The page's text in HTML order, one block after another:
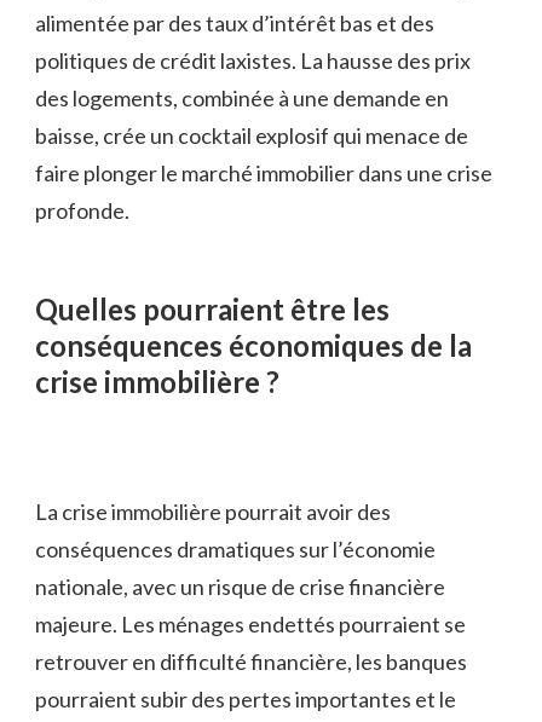
alimentée par des taux d’intérêt bas et des
politiques de crédit laxistes. La hausse des prix
des logements, combinée à une demande en
baisse, crée un cocktail explosif qui menace de
faire plonger le marché immobilier dans une crise
profonde.
Quelles pourraient être les
conséquences économiques de la
crise immobilière ?
La crise immobilière pourrait avoir des
conséquences dramatiques sur l’économie
nationale, avec un risque de crise financière
majeure. Les ménages endettés pourraient se
retrouver en difficulté financière, les banques
pourraient subir des pertes importantes et le